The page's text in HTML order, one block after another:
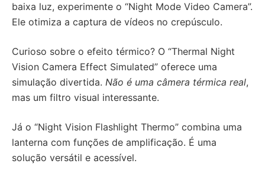
baixa luz, experimente o “Night Mode Video Camera”.
Ele otimiza a captura de vídeos no crepúsculo.
Curioso sobre o efeito térmico? O “Thermal Night
Vision Camera Effect Simulated” oferece uma
simulação divertida. Não é uma câmera térmica real,
mas um filtro visual interessante.
Já o “Night Vision Flashlight Thermo” combina uma
lanterna com funções de amplificação. É uma
solução versátil e acessível.